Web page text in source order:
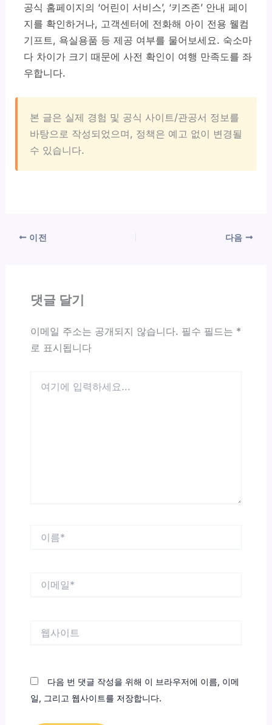
공식 홈페이지의 ‘어린이 서비스’, ‘키즈존’ 안내 페이
지를 확인하거나, 고객센터에 전화해 아이 전용 웰컴
기프트, 욕실용품 등 제공 여부를 물어보세요. 숙소마
다 차이가 크기 때문에 사전 확인이 여행 만족도를 좌
우합니다.
본 글은 실제 경험 및 공식 사이트/관공서 정보를
바탕으로 작성되었으며, 정책은 예고 없이 변경될
수 있습니다.
이전 다음
댓글 달기
이메일 주소는 공개되지 않습니다. 필수 필드는 *
로 표시됩니다
다음 번 댓글 작성을 위해 이 브라우저에 이름, 이메
일, 그리고 웹사이트를 저장합니다.